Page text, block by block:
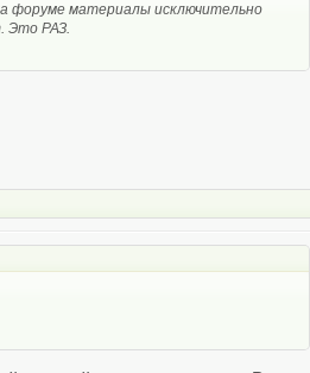
форуме материалы исключительно
Это РАЗ.